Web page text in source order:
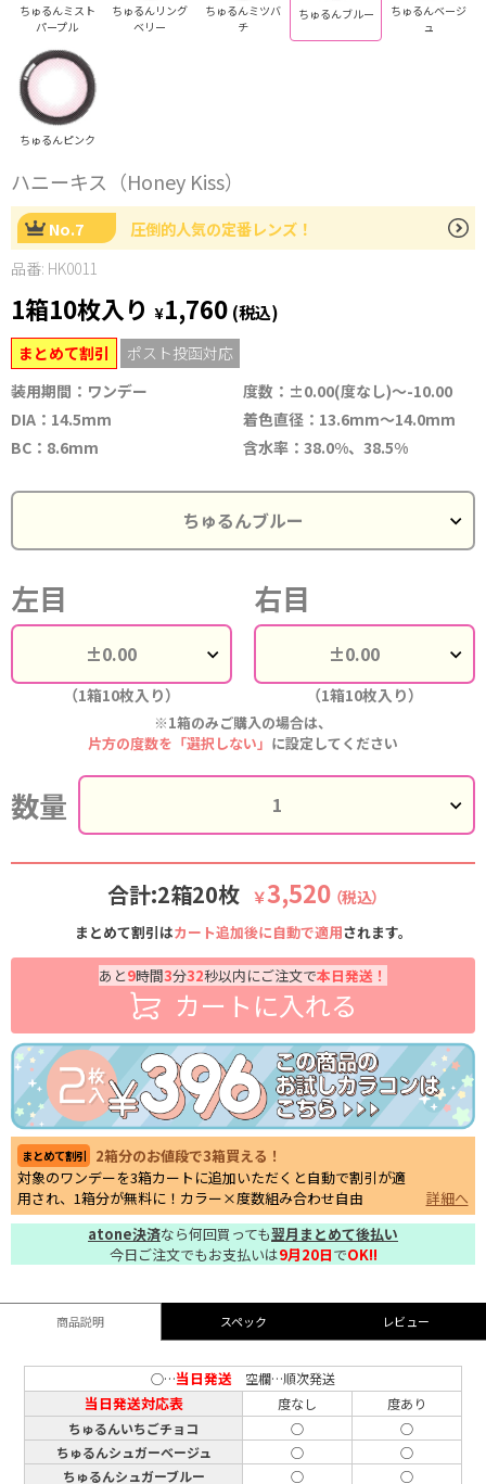
ちゅるんミスト
パープル
ちゅるんリング
ベリー
ちゅるんミツバ
チ
ちゅるんブルー
ちゅるんベージ
ュ
ちゅるんピンク
ハニーキス（Honey Kiss）
No.7 圧倒的人気の定番レンズ！
品番: HK0011
1箱10枚入り ¥1,760 (税込)
まとめて割引
ポスト投函対応
装用期間：ワンデー
度数：±0.00(度なし)～-10.00
DIA：14.5mm
着色直径：13.6mm～14.0mm
BC：8.6mm
含水率：38.0%、38.5%
左目
（1箱10枚入り）
右目
（1箱10枚入り）
※1箱のみご購入の場合は、
片方の度数を「選択しない」 に設定してください
数量
合計:2箱20枚 ￥3,520 （税込）
まとめて割引はカート追加後に自動で適用されます。
あと9時間3分31秒以内にご注文で本日発送！
カートに入れる
まとめて割引
2箱分のお値段で3箱買える！
対象のワンデーを3箱カートに追加いただくと自動で割引が適
用され、1箱分が無料に！カラー×度数組み合わせ自由
詳細へ
atone決済なら何回買っても翌月まとめて後払い
今日ご注文でもお支払いは9月20日でOK!!
商品説明 スペック レビュー
○…当日発送 空欄…順次発送
当日発送対応表 度なし
度あり
ちゅるんいちごチョコ
○
○
ちゅるんシュガーベージュ
○
○
ちゅるんシュガーブルー
○ ○